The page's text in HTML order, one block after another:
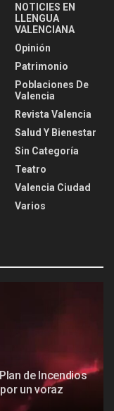
NOTICIES EN
LLENGUA
VALENCIANA
Opinión
Patrimonio
Poblaciones De
Valencia
Revista Valencia
Salud Y Bienestar
Sin Categoría
Teatro
Valencia Ciudad
Varios
de Incendios
un voraz